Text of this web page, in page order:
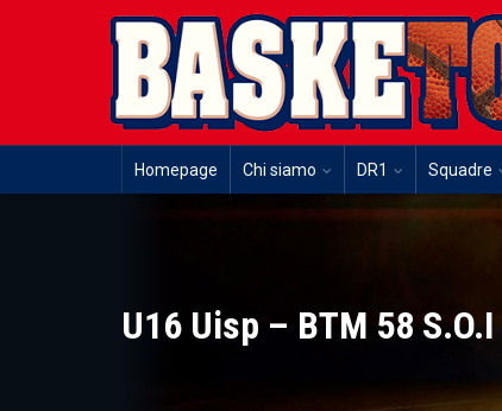
Homepage Chi siamo DR1 Squadre
U16 Uisp – BTM 58